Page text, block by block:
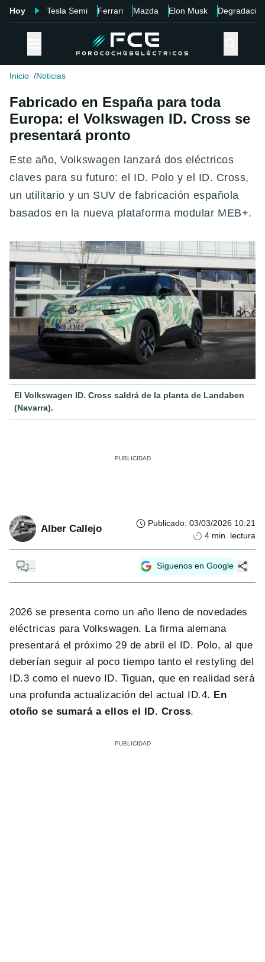
Hoy Tesla Semi Ferrari Mazda Elon Musk Degradación
Inicio Noticias
Fabricado en España para toda
Europa: el Volkswagen ID. Cross se
presentará pronto
Este año, Volkswagen lanzará dos eléctricos
claves para su futuro: el ID. Polo y el ID. Cross,
un utilitario y un SUV de fabricación española
basados en la nueva plataforma modular MEB+.
El Volkswagen ID. Cross saldrá de la planta de Landaben
(Navarra).
Alber Callejo Publicado: 03/03/2026 10:21
4 min. lectura
... Síguenos en Google
2026 se presenta como un año lleno de novedades
eléctricas para Volkswagen. La firma alemana
presentará el próximo 29 de abril el ID. Polo, al que
deberían seguir al poco tiempo tanto el restyling del
ID.3 como el nuevo ID. Tiguan, que en realidad será
una profunda actualización del actual ID.4. En
otoño se sumará a ellos el ID. Cross.